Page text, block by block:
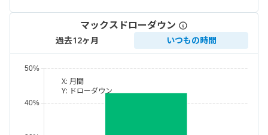
マックスドローダウン
過去12ヶ月 いつもの時間
X: 月間
Y: ドローダウン